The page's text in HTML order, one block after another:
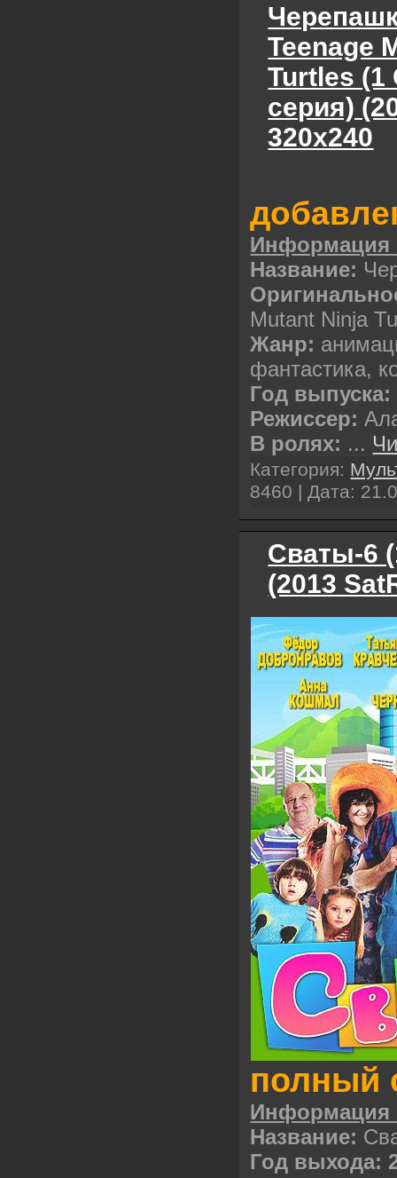
Teenage
Turtles (1
серия)
320х240
Название:
Mutant Ninja
Жанр:
фантастика,
Год выпуска:
Режиссер:
В ролях: ...
Категория:
8460 | Дата:
Сваты-6
(2013
полный
Название:
Год выхода: